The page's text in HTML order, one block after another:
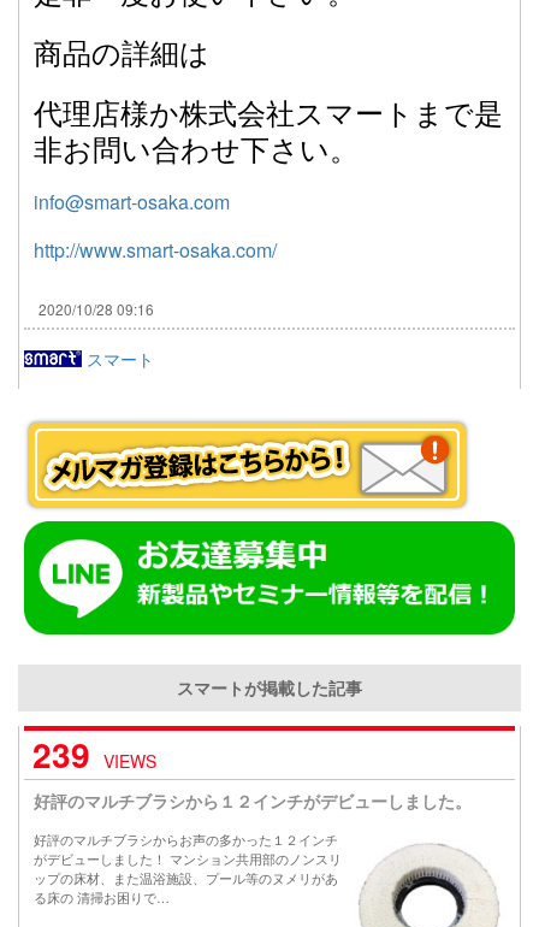
商品の詳細は
代理店様か株式会社スマートまで是
非お問い合わせ下さい。
info@smart-osaka.com
http://www.smart-osaka.com/
2020/10/28 09:16
スマート
スマートが掲載した記事
239 VIEWS
好評のマルチブラシから１２インチがデビューしました。
好評のマルチブラシからお声の多かった１２インチ
がデビューしました！ マンション共用部のノンスリ
ップの床材、また温浴施設、プール等のヌメリがあ
る床の 清掃お困りで…